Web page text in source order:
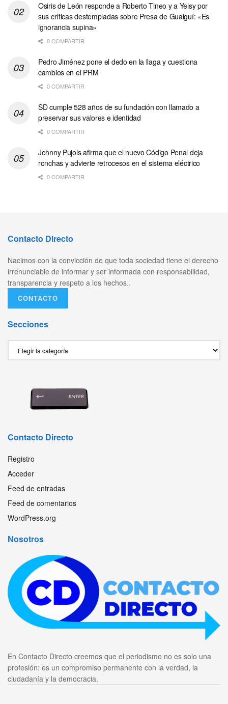
Osiris de León responde a Roberto Tineo y a Yeisy por
sus críticas destempladas sobre Presa de Guaiguí: «Es
ignorancia supina»
0 COMPARTIR
Pedro Jiménez pone el dedo en la llaga y cuestiona
cambios en el PRM
0 COMPARTIR
SD cumple 528 años de su fundación con llamado a
preservar sus valores e identidad
0 COMPARTIR
Johnny Pujols afirma que el nuevo Código Penal deja
ronchas y advierte retrocesos en el sistema eléctrico
0 COMPARTIR
Contacto Directo
Nacimos con la convicción de que toda sociedad tiene el derecho
irrenunciable de informar y ser informada con responsabilidad,
transparencia y respeto a los hechos..
CONTACTO
Secciones
Contacto Directo
Registro
Acceder
Feed de entradas
Feed de comentarios
WordPress.org
Nosotros
En Contacto Directo creemos que el periodismo no es solo una
profesión: es un compromiso permanente con la verdad, la
ciudadanía y la democracia.